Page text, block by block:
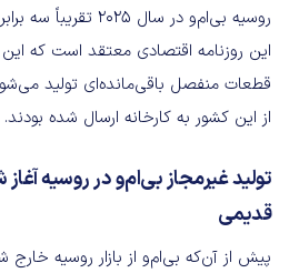
این روزنامه اقتصادی معتقد است که
قطعات منفصل باقی‌مانده‌ای تولید
از این کشور به کارخانه ارسال شده بودند.
قدیمی